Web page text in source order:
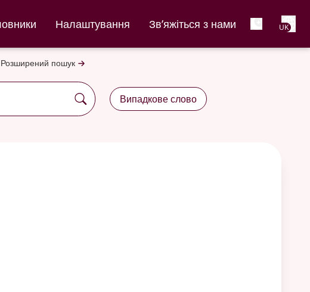
Налаштування Зв’яжіться з нами UK
Розширений пошук
Випадкове слово